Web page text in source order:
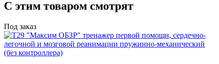
С этим товаром смотрят
Под заказ